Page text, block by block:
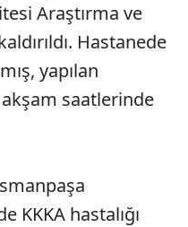
Araştırma ve
Hastanede
yapılan
saatlerinde
KKKA hastalığı